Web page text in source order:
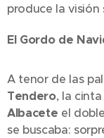
produce la visión
El Gordo de
A tenor de las
Tendero, la
Albacete el
se buscaba: